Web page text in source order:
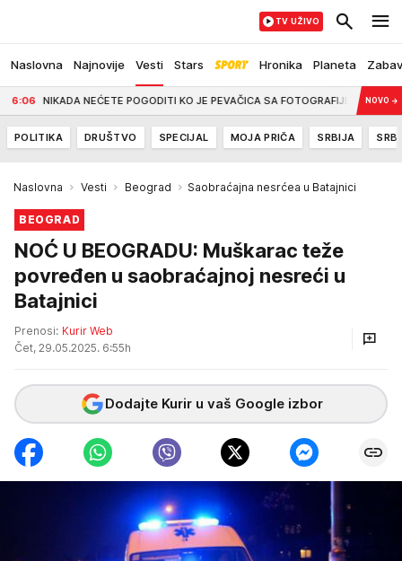
Naslovna Najnovije Vesti Stars Hronika Planeta
TV UŽIVO
NIKADA NEĆETE POGODITI KO JE PEVAČICA SA FOTOGRAFIJE ČlanicaNOVO →
POLITIKA DRUŠTVO SPECIJAL MOJA PRIČA SRBIJA
Naslovna Vesti Beograd Saobraćajna nesrćea u Batajnici
BEOGRAD
NOĆ U BEOGRADU: Muškarac teže
povređen u saobraćajnoj nesreći u
Batajnici
Prenosi: Kurir Web
Čet, 29.05.2025. 6:55h
Dodajte Kurir u vaš Google izbor